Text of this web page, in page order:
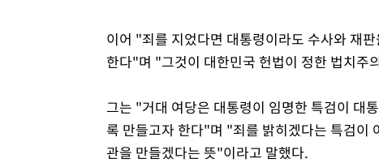
이어 "죄를 지었다면 대통령이라도 수사와 재
한다"며 "그것이 대한민국 헌법이 정한 법치주
그는 "거대 여당은 대통령이 임명한 특검이 대
록 만들고자 한다"며 "죄를 밝히겠다는 특검이
관을 만들겠다는 뜻"이라고 말했다.